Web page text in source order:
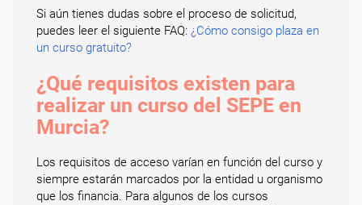
Si aún tienes dudas sobre el proceso de solicitud,
puedes leer el siguiente FAQ: ¿Cómo consigo plaza en
un curso gratuito?
¿Qué requisitos existen para
realizar un curso del SEPE en
Murcia?
Los requisitos de acceso varían en función del curso y
siempre estarán marcados por la entidad u organismo
que los financia. Para algunos de los cursos